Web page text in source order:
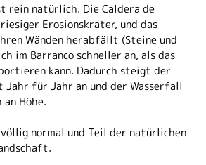
rein natürlich. Die Caldera de
Erosionskrater, und das
Wänden herabfällt (Steine und
im Barranco schneller an, als das
kann. Dadurch steigt der
Jahr für Jahr an und der Wasserfall
Höhe.
normal und Teil der natürlichen